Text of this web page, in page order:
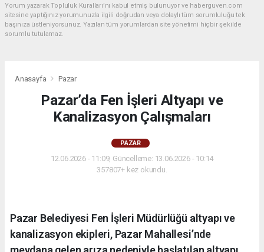
Yorum yazarak Topluluk Kuralları’nı kabul etmiş bulunuyor ve haberguven.com
sitesine yaptığınız yorumunuzla ilgili doğrudan veya dolaylı tüm sorumluluğu tek
başınıza üstleniyorsunuz. Yazılan tüm yorumlardan site yönetimi hiçbir şekilde
sorumlu tutulamaz.
Anasayfa Pazar
Pazar’da Fen İşleri Altyapı ve
Kanalizasyon Çalışmaları
PAZAR
12.06.2026 - 11:09, Güncelleme: 13.06.2026 - 10:14
357807+ kez okundu.
Pazar Belediyesi Fen İşleri Müdürlüğü altyapı ve
kanalizasyon ekipleri, Pazar Mahallesi’nde